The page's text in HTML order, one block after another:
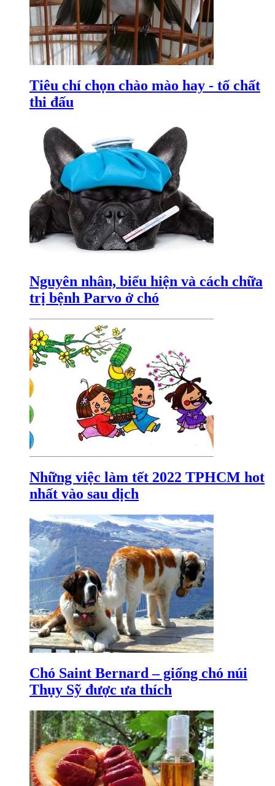
Tiêu chí chọn chào mào hay - tố chất
thi đấu
Nguyên nhân, biểu hiện và cách chữa
trị bệnh Parvo ở chó
Những việc làm tết 2022 TPHCM hot
nhất vào sau dịch
Chó Saint Bernard – giống chó núi
Thụy Sỹ được ưa thích